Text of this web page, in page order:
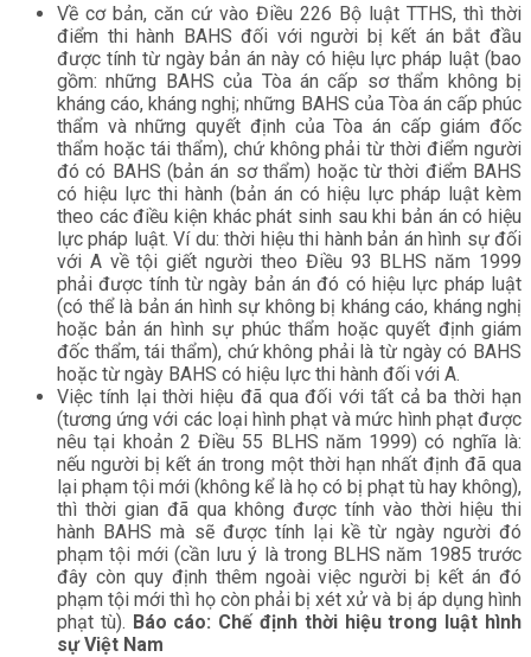
Về cơ bản, căn cứ vào Điều 226 Bộ luật TTHS, thì thời
điểm thi hành BAHS đối với người bị kết án bắt đầu
được tính từ ngày bản án này có hiệu lực pháp luật (bao
gồm: những BAHS của Tòa án cấp sơ thẩm không bị
kháng cáo, kháng nghị; những BAHS của Tòa án cấp phúc
thẩm và những quyết định của Tòa án cấp giám đốc
thẩm hoặc tái thẩm), chứ không phải từ thời điểm người
đó có BAHS (bản án sơ thẩm) hoặc từ thời điểm BAHS
có hiệu lực thi hành (bản án có hiệu lực pháp luật kèm
theo các điều kiện khác phát sinh sau khi bản án có hiệu
lực pháp luật. Ví du: thời hiệu thi hành bản án hình sự đối
với A về tội giết người theo Điều 93 BLHS năm 1999
phải được tính từ ngày bản án đó có hiệu lực pháp luật
(có thể là bản án hình sự không bị kháng cáo, kháng nghị
hoặc bản án hình sự phúc thẩm hoặc quyết định giám
đốc thẩm, tái thẩm), chứ không phải là từ ngày có BAHS
hoặc từ ngày BAHS có hiệu lực thi hành đối với A.
Việc tính lại thời hiệu đã qua đối với tất cả ba thời hạn
(tương ứng với các loại hình phạt và mức hình phạt được
nêu tại khoản 2 Điều 55 BLHS năm 1999) có nghĩa là:
nếu người bị kết án trong một thời hạn nhất định đã qua
lại phạm tội mới (không kể là họ có bị phạt tù hay không),
thì thời gian đã qua không được tính vào thời hiệu thi
hành BAHS mà sẽ được tính lại kề từ ngày người đó
phạm tội mới (cần lưu ý là trong BLHS năm 1985 trước
đây còn quy định thêm ngoài việc người bị kết án đó
phạm tội mới thì họ còn phải bị xét xử và bị áp dụng hình
phạt tù). Báo cáo: Chế định thời hiệu trong luật hình
sự Việt Nam